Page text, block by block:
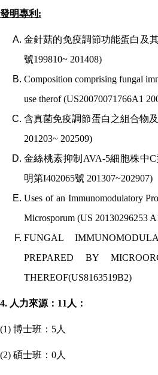
發明專利 :
金針菇的免疫調節功能蛋白及
號199810~ 201408)
Composition comprising fungal
use therof (US20070071766A1
含真菌免疫調節蛋白之組合物
201203~ 202509)
金絲桃素抑制 AVA-5細胞株中C
明第I402065號 201307~202907)
Uses of an Immunomodulatory
Microsporum (US 20130296253
FUNGAL
PREPARED BY
THEREOF(US8163519B2)
4. 人力來源： 11 人：
(1) 博士班： 5人
(2) 碩士班： 0人